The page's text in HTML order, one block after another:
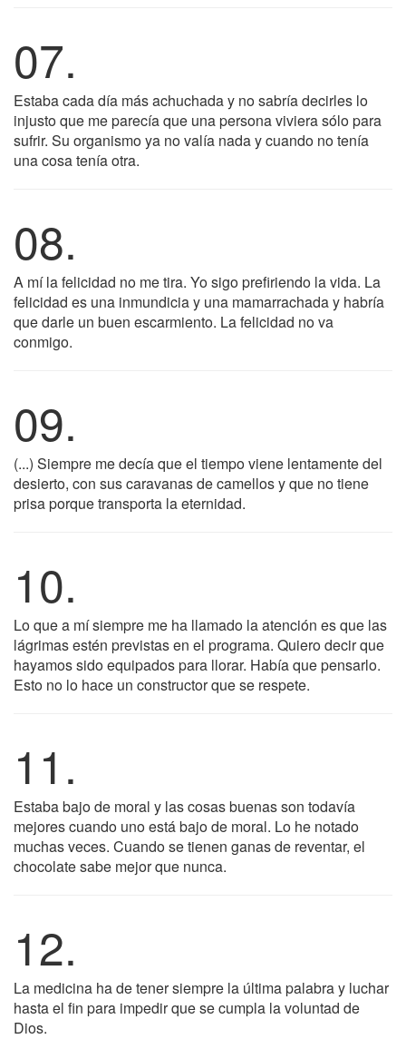
07.
Estaba cada día más achuchada y no sabría decirles lo
injusto que me parecía que una persona viviera sólo para
sufrir. Su organismo ya no valía nada y cuando no tenía
una cosa tenía otra.
08.
A mí la felicidad no me tira. Yo sigo prefiriendo la vida. La
felicidad es una inmundicia y una mamarrachada y habría
que darle un buen escarmiento. La felicidad no va
conmigo.
09.
(...) Siempre me decía que el tiempo viene lentamente del
desierto, con sus caravanas de camellos y que no tiene
prisa porque transporta la eternidad.
10.
Lo que a mí siempre me ha llamado la atención es que las
lágrimas estén previstas en el programa. Quiero decir que
hayamos sido equipados para llorar. Había que pensarlo.
Esto no lo hace un constructor que se respete.
11.
Estaba bajo de moral y las cosas buenas son todavía
mejores cuando uno está bajo de moral. Lo he notado
muchas veces. Cuando se tienen ganas de reventar, el
chocolate sabe mejor que nunca.
12.
La medicina ha de tener siempre la última palabra y luchar
hasta el fin para impedir que se cumpla la voluntad de
Dios.